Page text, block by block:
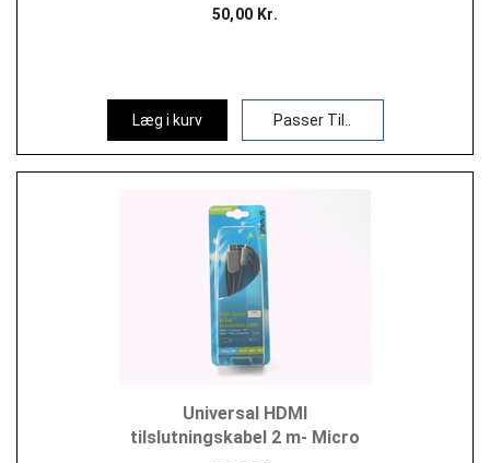
50,00 Kr.
Læg i kurv Passer Til..
Universal HDMI
tilslutningskabel 2 m- Micro